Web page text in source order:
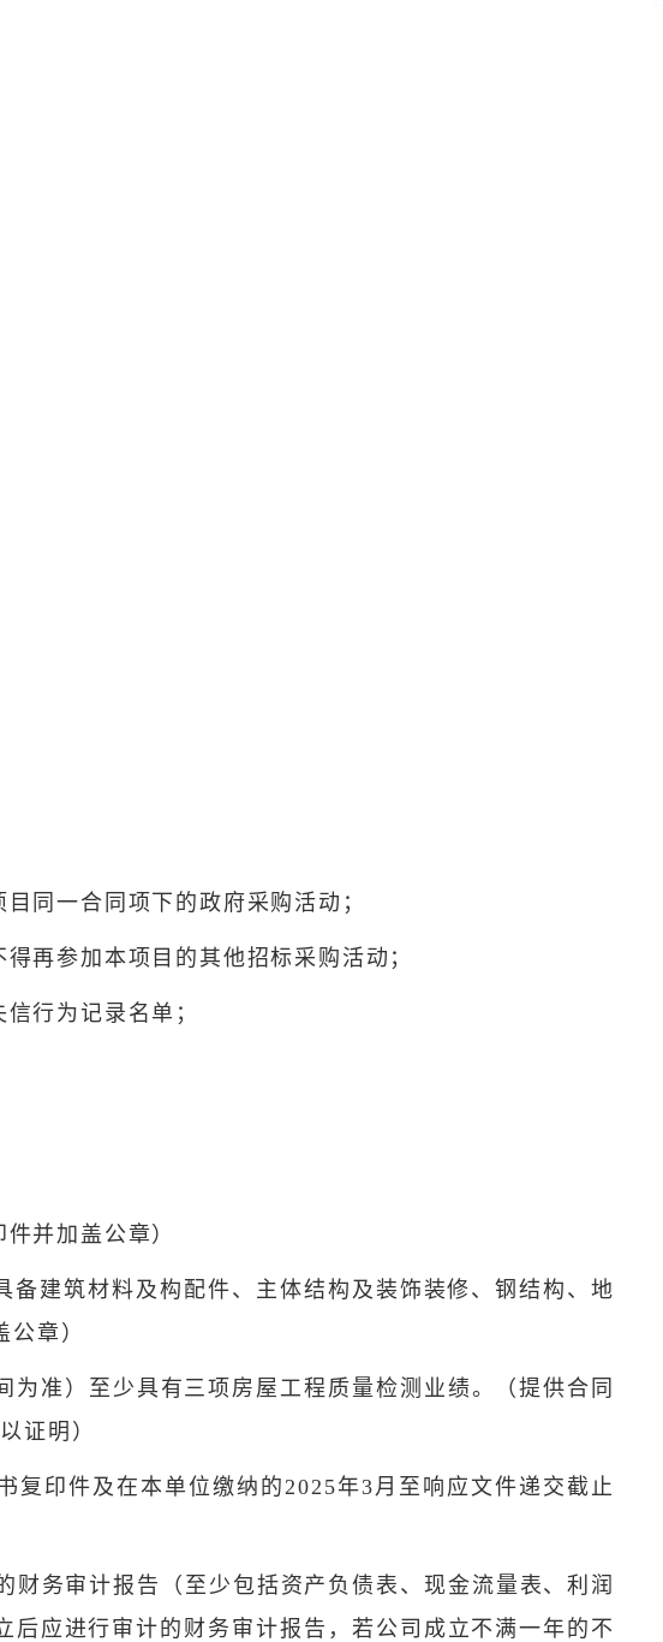
同一合同项下的政府采购活动；
再参加本项目的其他招标采购活动；
行为记录名单；
并加盖公章）
备建筑材料及构配件、主体结构及装饰装修、钢结构、地
章）
准）至少具有三项房屋工程质量检测业绩。（提供合同
证明）
复印件及在本单位缴纳的2025年3月至响应文件递交截止
财务审计报告（至少包括资产负债表、现金流量表、利润
应进行审计的财务审计报告，若公司成立不满一年的不